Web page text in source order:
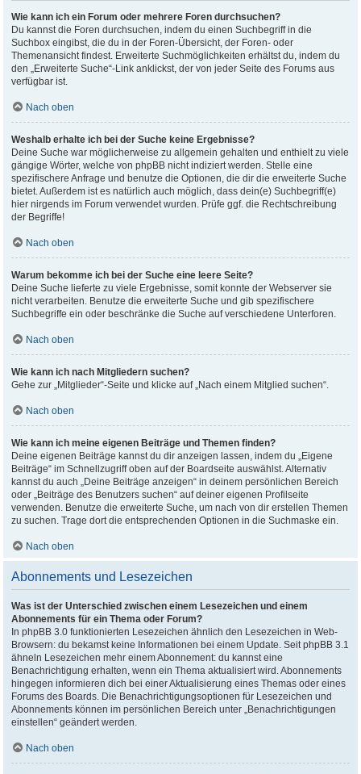
Wie kann ich ein Forum oder mehrere Foren durchsuchen?
Du kannst die Foren durchsuchen, indem du einen Suchbegriff in die
Suchbox eingibst, die du in der Foren-Übersicht, der Foren- oder
Themenansicht findest. Erweiterte Suchmöglichkeiten erhältst du, indem du
den „Erweiterte Suche“-Link anklickst, der von jeder Seite des Forums aus
verfügbar ist.
Nach oben
Weshalb erhalte ich bei der Suche keine Ergebnisse?
Deine Suche war möglicherweise zu allgemein gehalten und enthielt zu viele
gängige Wörter, welche von phpBB nicht indiziert werden. Stelle eine
spezifischere Anfrage und benutze die Optionen, die dir die erweiterte Suche
bietet. Außerdem ist es natürlich auch möglich, dass dein(e) Suchbegriff(e)
hier nirgends im Forum verwendet wurden. Prüfe ggf. die Rechtschreibung
der Begriffe!
Nach oben
Warum bekomme ich bei der Suche eine leere Seite?
Deine Suche lieferte zu viele Ergebnisse, somit konnte der Webserver sie
nicht verarbeiten. Benutze die erweiterte Suche und gib spezifischere
Suchbegriffe ein oder beschränke die Suche auf verschiedene Unterforen.
Nach oben
Wie kann ich nach Mitgliedern suchen?
Gehe zur „Mitglieder“-Seite und klicke auf „Nach einem Mitglied suchen“.
Nach oben
Wie kann ich meine eigenen Beiträge und Themen finden?
Deine eigenen Beiträge kannst du dir anzeigen lassen, indem du „Eigene
Beiträge“ im Schnellzugriff oben auf der Boardseite auswählst. Alternativ
kannst du auch „Deine Beiträge anzeigen“ in deinem persönlichen Bereich
oder „Beiträge des Benutzers suchen“ auf deiner eigenen Profilseite
verwenden. Benutze die erweiterte Suche, um nach von dir erstellen Themen
zu suchen. Trage dort die entsprechenden Optionen in die Suchmaske ein.
Nach oben
Abonnements und Lesezeichen
Was ist der Unterschied zwischen einem Lesezeichen und einem
Abonnements für ein Thema oder Forum?
In phpBB 3.0 funktionierten Lesezeichen ähnlich den Lesezeichen in Web-
Browsern: du bekamst keine Informationen bei einem Update. Seit phpBB 3.1
ähneln Lesezeichen mehr einem Abonnement: du kannst eine
Benachrichtigung erhalten, wenn ein Thema aktualisiert wird. Abonnements
hingegen informieren dich bei einer Aktualisierung eines Themas oder eines
Forums des Boards. Die Benachrichtigungsoptionen für Lesezeichen und
Abonnements können im persönlichen Bereich unter „Benachrichtigungen
einstellen“ geändert werden.
Nach oben